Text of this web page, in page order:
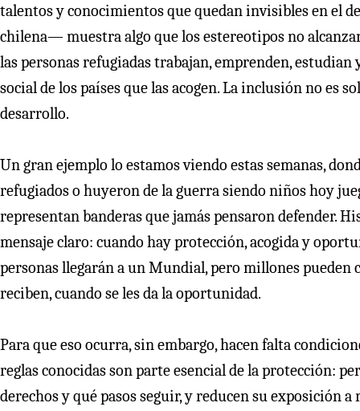
talentos y conocimientos que quedan invisibles en el
chilena— muestra algo que los estereotipos no
las personas refugiadas trabajan, emprenden,
social de los países que las acogen. La inclusión no
desarrollo.
Un gran ejemplo lo estamos viendo estas semanas,
refugiados o huyeron de la guerra siendo niños hoy
representan banderas que jamás pensaron defender.
mensaje claro: cuando hay protección, acogida y
personas llegarán a un Mundial, pero millones
reciben, cuando se les da la oportunidad.
Para que eso ocurra, sin embargo, hacen falta
reglas conocidas son parte esencial de la protección:
derechos y qué pasos seguir, y reducen su exposición